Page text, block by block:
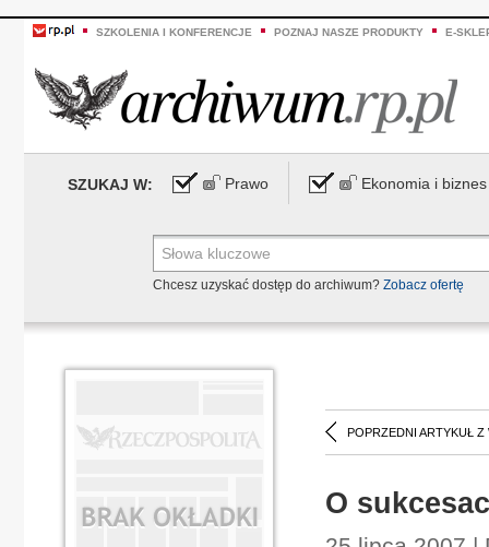
SZKOLENIA I KONFERENCJE POZNAJ NASZE PRODUKTY E-
SZUKAJ W: Prawo Ekonomia i biznes
Chcesz uzyskać dostęp do archiwum? Zobacz ofertę
POPRZEDNI ARTYKUŁ Z
O